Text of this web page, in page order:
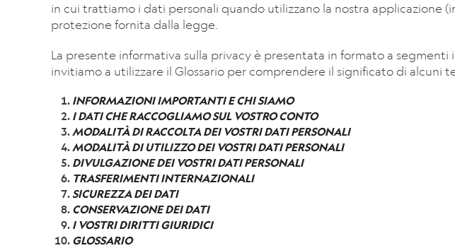
in cui trattiamo i dati personali quando utilizzano la nostra applicazione
protezione fornita dalla legge.
La presente informativa sulla privacy è presentata in formato a
invitiamo a utilizzare il Glossario per comprendere il significato di alcuni
INFORMAZIONI IMPORTANTI E CHI SIAMO
I DATI CHE RACCOGLIAMO SUL VOSTRO CONTO
MODALITÀ DI RACCOLTA DEI VOSTRI DATI PERSONALI
MODALITÀ DI UTILIZZO DEI VOSTRI DATI PERSONALI
DIVULGAZIONE DEI VOSTRI DATI PERSONALI
TRASFERIMENTI INTERNAZIONALI
SICUREZZA DEI DATI
CONSERVAZIONE DEI DATI
I VOSTRI DIRITTI GIURIDICI
GLOSSARIO